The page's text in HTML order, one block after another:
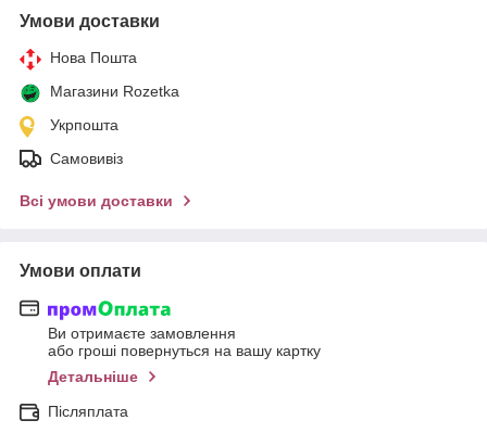
Умови доставки
Нова Пошта
Магазини Rozetka
Укрпошта
Самовивіз
Всі умови доставки
Умови оплати
Ви отримаєте замовлення
або гроші повернуться на вашу картку
Детальніше
Післяплата